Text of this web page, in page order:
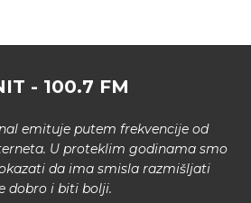
- 100.7 FM
emituje putem frekvencije od
U proteklim godinama smo
da ima smisla razmišljati
dobro i biti bolji.